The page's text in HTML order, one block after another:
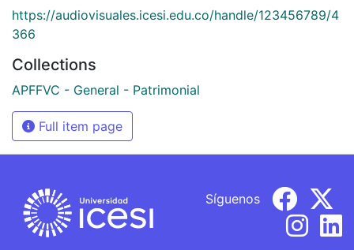
https://audiovisuales.icesi.edu.co/handle/123456789/4
366
Collections
APFFVC - General - Patrimonial
Full item page
Síguenos